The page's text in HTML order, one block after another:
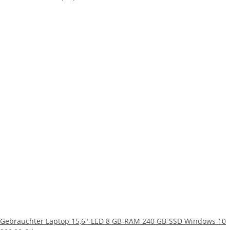
Gebrauchter Laptop 15,6"-LED 8 GB-RAM 240 GB-SSD Windows 10